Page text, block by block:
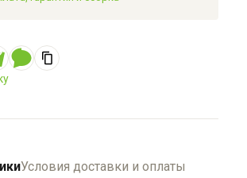
Условия доставки и оплаты